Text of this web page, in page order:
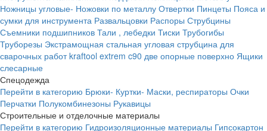
Ножницы угловые- Ножовки по металлу Отвертки Пинцеты Пояса и
сумки для инструмента Развальцовки Распоры Струбцины
Съемники подшипников Тали , лебедки Тиски Трубогибы
Труборезы Экстрамощная стальная угловая струбцина для
сварочных работ kraftool extrem c90 две опорные поверхно Ящики
слесарные
Спецодежда
Перейти в категорию Брюки- Куртки- Маски, респираторы Очки
Перчатки Полукомбинезоны Рукавицы
Строительные и отделочные материалы
Перейти в категорию Гидроизоляционные материалы Гипсокартон